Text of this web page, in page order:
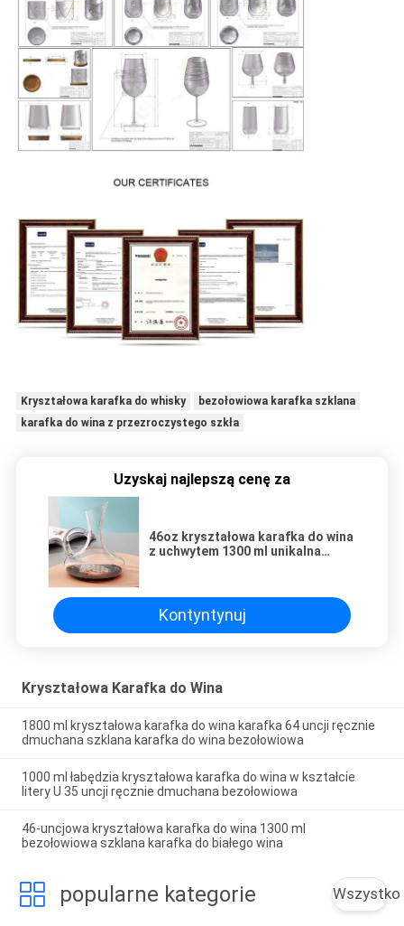
Kryształowa karafka do whisky
bezołowiowa karafka szklana
karafka do wina z przezroczystego szkła
Uzyskaj najlepszą cenę za
46oz kryształowa karafka do wina
z uchwytem 1300 ml unikalna
Kontyntynuj
Kryształowa Karafka do Wina
1800 ml kryształowa karafka do wina karafka 64 uncji ręcznie
dmuchana szklana karafka do wina bezołowiowa
1000 ml łabędzia kryształowa karafka do wina w kształcie
litery U 35 uncji ręcznie dmuchana bezołowiowa
46-uncjowa kryształowa karafka do wina 1300 ml
bezołowiowa szklana karafka do białego wina
popularne kategorie Wszystko